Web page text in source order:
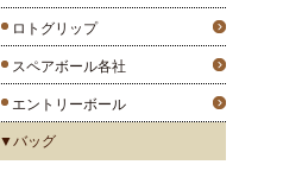
ロトグリップ
スペアボール各社
エントリーボール
▼バッグ